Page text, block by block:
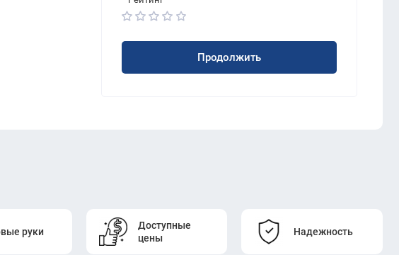
Продолжить
руки
Доступные
цены
Надежность